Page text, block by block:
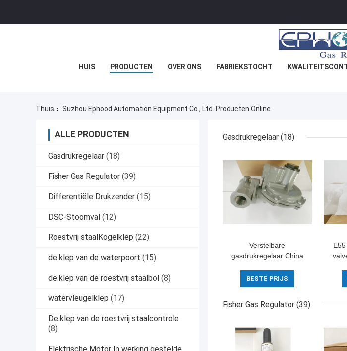
HUIS PRODUCTEN OVER ONS FABRIEKSTOCHT
Thuis Suzhou Ephood Automation Equipment Co., Ltd. Producten Online
ALLE PRODUCTEN
Gasdrukregelaar (18)
Fisher Gas Regulator (39)
Differentiële Drukzender (15)
DSC-Stoomval (12)
Roestvrij staalKogelklep (22)
de klep van de waterpoort (15)
de klep van de roestvrij staalbol (8)
watervleugelklep (17)
De klep van de roestvrij staalcontrole
(8)
Elektrische Motor In werking gestelde
Gasdrukregelaar (18)
Verstelbare
gasdrukregelaar China
drukverlagende regulator
BESTE PRIJS
Fisher Gas Regulator (39)